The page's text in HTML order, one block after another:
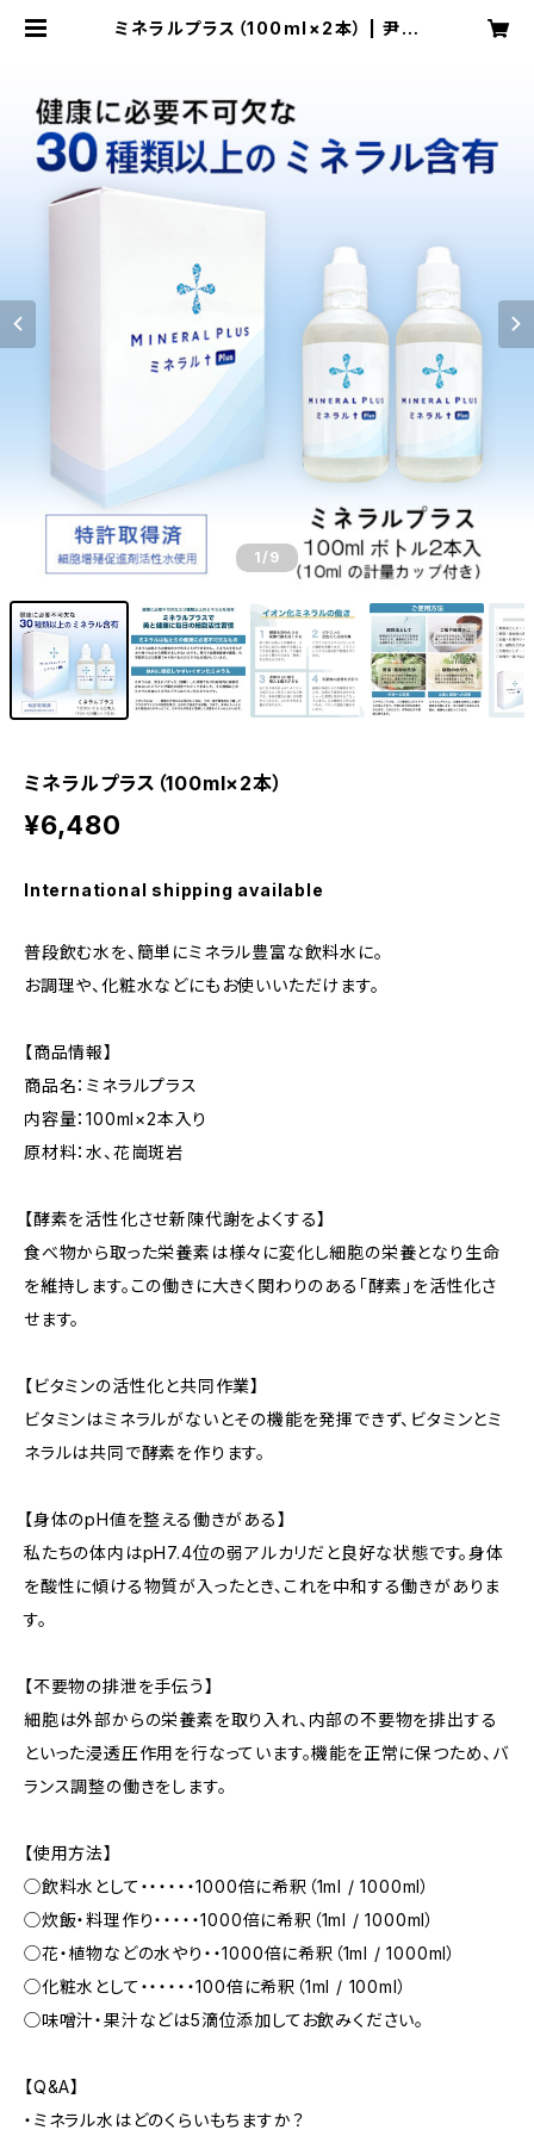
ミネラルプラス（100ml×2本） | 尹コ
1 /9
ミネラルプラス（100ml×2本）
¥6,480
International shipping available
普段飲む水を、簡単にミネラル豊富な飲料水に。
お調理や、化粧水などにもお使いいただけます。
【商品情報】
商品名：ミネラルプラス
内容量：100ml×2本入り
原材料：水、花崗斑岩
【酵素を活性化させ新陳代謝をよくする】
食べ物から取った栄養素は様々に変化し細胞の栄養となり生命
を維持します。この働きに大きく関わりのある「酵素」を活性化さ
せます。
【ビタミンの活性化と共同作業】
ビタミンはミネラルがないとその機能を発揮できず、ビタミンとミ
ネラルは共同で酵素を作ります。
【身体のpH値を整える働きがある】
私たちの体内はpH7.4位の弱アルカリだと良好な状態です。身体
を酸性に傾ける物質が入ったとき、これを中和する働きがありま
す。
【不要物の排泄を手伝う】
細胞は外部からの栄養素を取り入れ、内部の不要物を排出する
といった浸透圧作用を行なっています。機能を正常に保つため、バ
ランス調整の働きをします。
【使用方法】
◯飲料水として・・・・・・1000倍に希釈（1ml / 1000ml）
◯炊飯・料理作り・・・・・1000倍に希釈（1ml / 1000ml）
◯花・植物などの水やり・・1000倍に希釈（1ml / 1000ml）
◯化粧水として・・・・・・100倍に希釈（1ml / 100ml）
◯味噌汁・果汁などは5滴位添加してお飲みください。
【Q&A】
・ミネラル水はどのくらいもちますか？